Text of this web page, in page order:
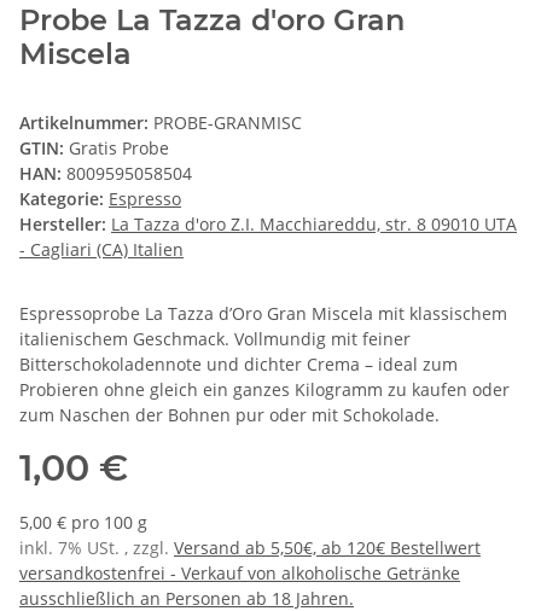
Probe La Tazza d'oro Gran
Miscela
Artikelnummer: PROBE-GRANMISC
GTIN: Gratis Probe
HAN: 8009595058504
Kategorie: Espresso
Hersteller: La Tazza d'oro Z.I. Macchiareddu, str. 8 09010 UTA
- Cagliari (CA) Italien
Espressoprobe La Tazza d’Oro Gran Miscela mit klassischem
italienischem Geschmack. Vollmundig mit feiner
Bitterschokoladennote und dichter Crema – ideal zum
Probieren ohne gleich ein ganzes Kilogramm zu kaufen oder
zum Naschen der Bohnen pur oder mit Schokolade.
1,00 €
5,00 € pro 100 g
inkl. 7% USt. , zzgl. Versand ab 5,50€, ab 120€ Bestellwert
versandkostenfrei - Verkauf von alkoholische Getränke
ausschließlich an Personen ab 18 Jahren.